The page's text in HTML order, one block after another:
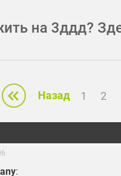
на 3ддд?
Назад 1 2
: